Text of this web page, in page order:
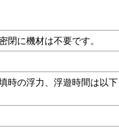
に機材は不要です。
時の浮力、浮遊時間は以下